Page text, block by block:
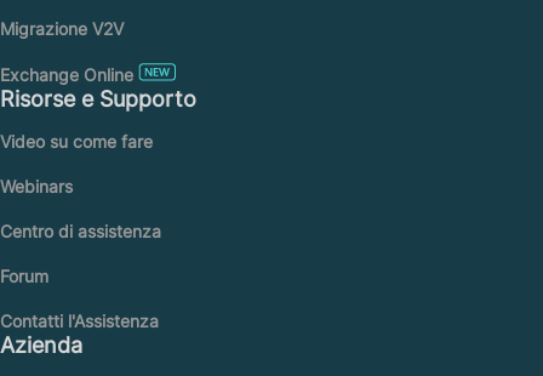
Migrazione V2V
Exchange Online
Risorse e Supporto
Video su come fare
Webinars
Centro di assistenza
Forum
Contatti l'Assistenza
Azienda